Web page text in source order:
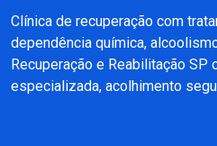
Clínica de recuperação com
dependência química,
Recuperação e Reabilitação SP
especializada, acolhimento